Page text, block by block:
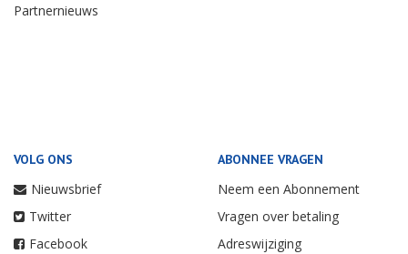
Partnernieuws
VOLG ONS
Nieuwsbrief
Twitter
Facebook
ABONNEE VRAGEN
Neem een Abonnement
Vragen over betaling
Adreswijziging